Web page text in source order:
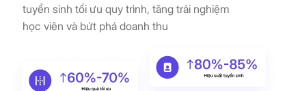
tuyển sinh tối ưu quy trình, tăng trải nghiệm
học viên và bứt phá doanh thu